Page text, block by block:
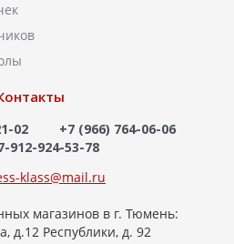
02
+7 (966) 764-06-06
912-924-53-78
klass@mail.ru
магазинов в г. Тюмень:
д.12 Республики, д. 92